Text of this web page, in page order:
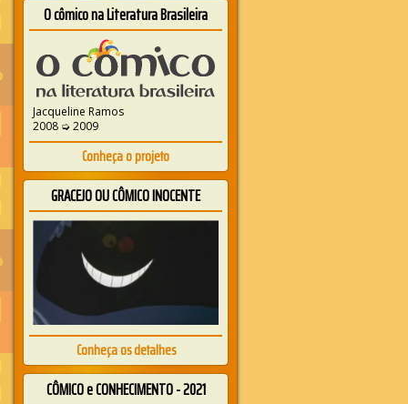
O cômico na Literatura Brasileira
Jacqueline Ramos
2008 ➭ 2009
Conheça o projeto
GRACEJO OU CÔMICO INOCENTE
Conheça os detalhes
CÔMICO e CONHECIMENTO - 2021